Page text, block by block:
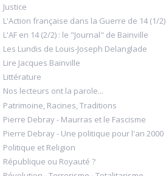
Justice
L'Action française dans la Guerre de 14 (1/2)
L'AF en 14 (2/2) : le "Journal" de Bainville
Les Lundis de Louis-Joseph Delanglade
Lire Jacques Bainville
Littérature
Nos lecteurs ont la parole...
Patrimoine, Racines, Traditions
Pierre Debray - Maurras et le Fascisme
Pierre Debray - Une politique pour l'an 2000
Politique et Religion
République ou Royauté ?